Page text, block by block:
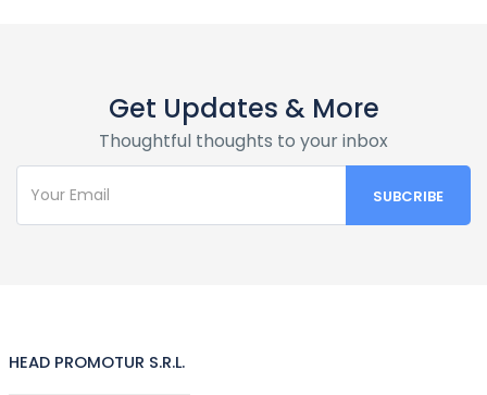
Get Updates & More
Thoughtful thoughts to your inbox
HEAD PROMOTUR S.R.L.